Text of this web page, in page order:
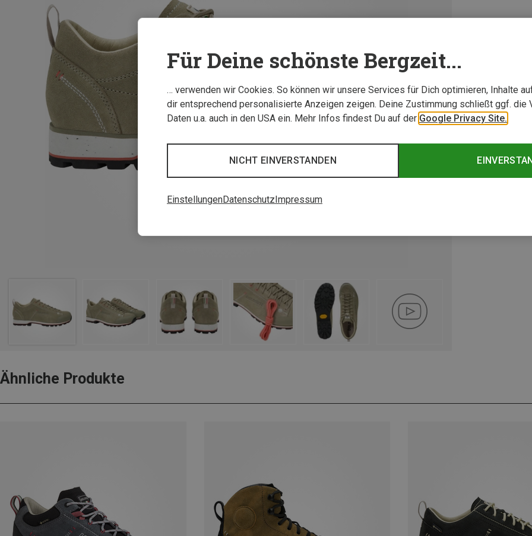
Ähnliche Produkte
Für Deine schönste Bergzeit...
… verwenden wir Cookies. So können wir unsere Services für Dich optimieren, Inhalte
dir entsprechend personalisierte Anzeigen zeigen. Deine Zustimmung schließt ggf. die
Daten u.a. auch in den USA ein. Mehr Infos findest Du auf der Google Privacy Site.
NICHT EINVERSTANDEN
EinstellungenDatenschutz Impressum